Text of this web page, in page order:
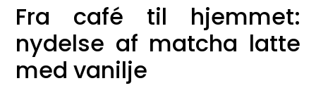
Fra café til hjemmet:
nydelse af matcha latte
med vanilje